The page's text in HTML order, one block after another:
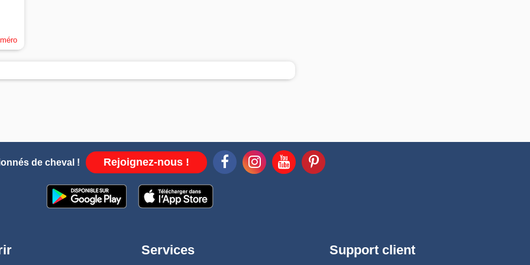
de cheval ! Rejoignez-nous !
Services Support client